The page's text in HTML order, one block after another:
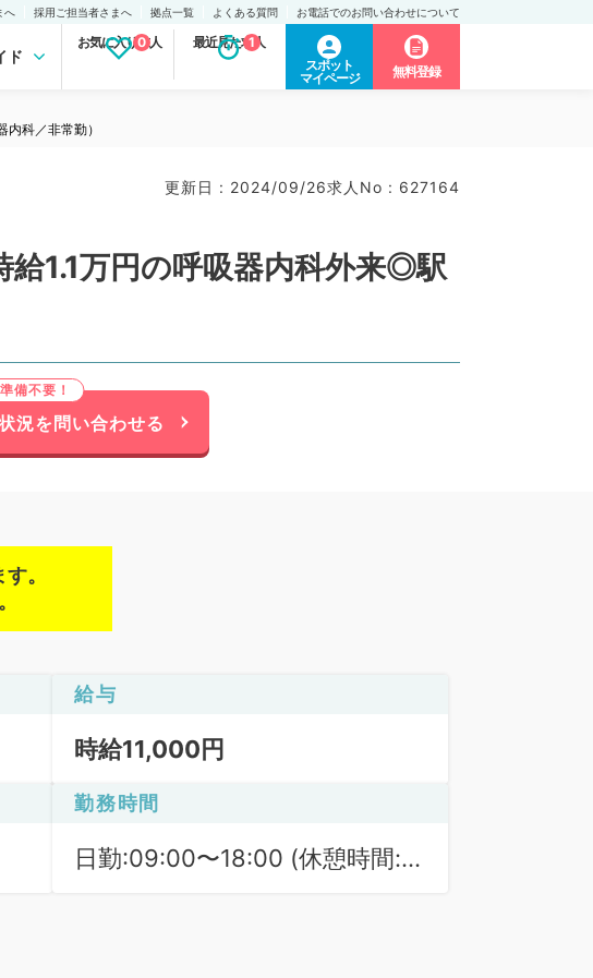
へ 採用ご担当者さまへ 拠点一覧 よくある質問 お電話でのお問い合わせについて
ド
お気に入り求人
0 最近見た求人
1
スポット
マイページ
無料登録
科／非常勤）
更新日 : 2024/09/26求人No : 627164
給1.1万円の呼吸器内科外来◎駅
況を問い合わせる
。
給与
時給11,000円
勤務時間
日勤:09:00〜18:00 (休憩時間: